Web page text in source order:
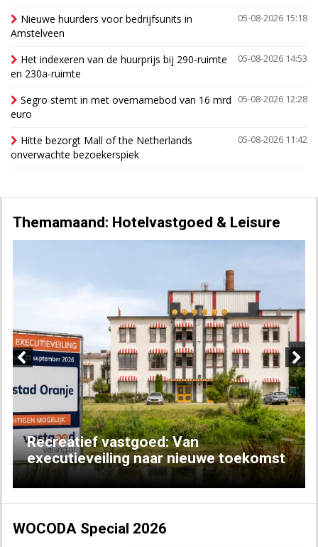
05-08-2026 15:18
Nieuwe huurders voor bedrijfsunits in
Amstelveen
05-08-2026 14:53
Het indexeren van de huurprijs bij 290-ruimte
en 230a-ruimte
05-08-2026 12:28
Segro stemt in met overnamebod van 16 mrd
euro
05-08-2026 11:42
Hitte bezorgt Mall of the Netherlands
onverwachte bezoekerspiek
Themamaand: Hotelvastgoed & Leisure
Recreatief vastgoed: Van
executieveiling naar nieuwe toekomst
Next
WOCODA Special 2026